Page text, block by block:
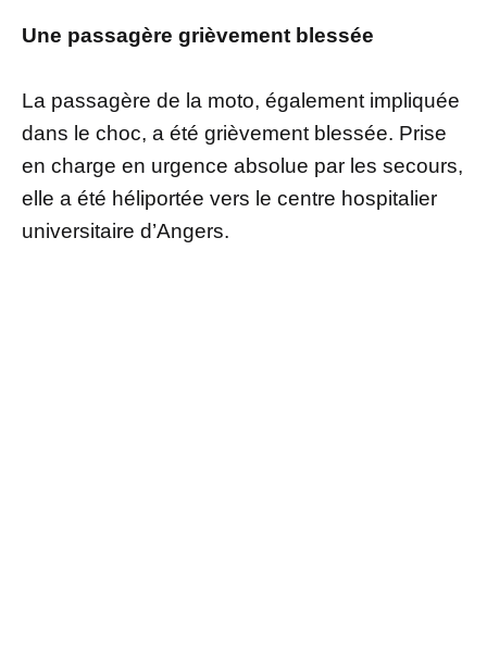
Une passagère grièvement blessée
La passagère de la moto, également impliquée
dans le choc, a été grièvement blessée. Prise
en charge en urgence absolue par les secours,
elle a été héliportée vers le centre hospitalier
universitaire d’Angers.